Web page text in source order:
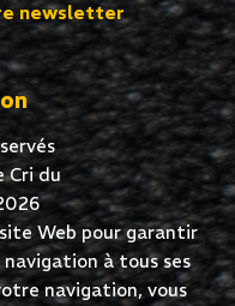
newsletter
Cri du
Web pour garantir
à tous ses
navigation, vous